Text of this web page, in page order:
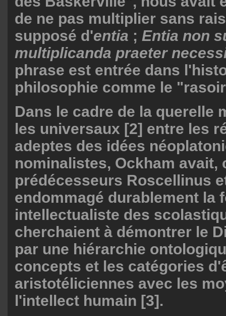
de ne pas multiplier sans
supposé d'entia ; Entia non
multiplicanda praeter
phrase est entrée dans
philosophie comme le
Dans le cadre de la querelle
les universaux [2] entre les
adeptes des idées
nominalistes, Ockham avait,
prédécesseurs Roscellinus
endommagé durablement la
intellectualiste des
cherchaient à démontrer le
par une hiérarchie
concepts et les catégories
aristotéliciennes avec les
l'intellect humain [3].